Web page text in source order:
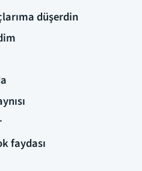
düşerdin
faydası